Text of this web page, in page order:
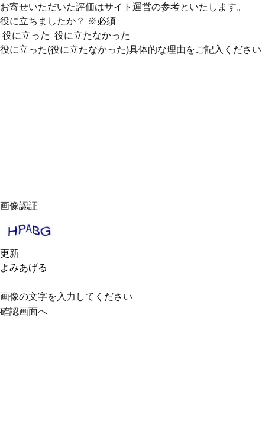
お寄せいただいた評価はサイト運営の参考といたします。
役に立ちましたか？ ※必須
役に立った 役に立たなかった
役に立った(役に立たなかった)具体的な理由をご記入ください
画像認証
更新
よみあげる
画像の文字を入力してください